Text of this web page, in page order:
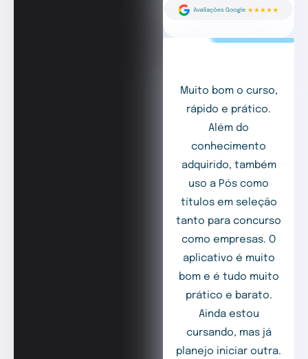
Muito bom o curso,
rápido e prático.
Além do
conhecimento
adquirido, também
uso a Pós como
títulos em seleção
tanto para concurso
como empresas. O
aplicativo é muito
bom e é tudo muito
prático e barato.
Ainda estou
cursando, mas já
planejo iniciar outra.